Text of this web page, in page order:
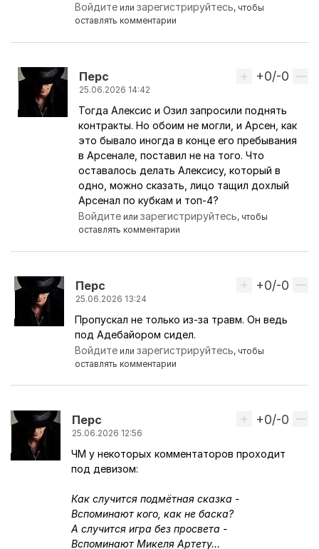
Войдите илизарегистрируйтесь, чтобы
оставлять комментарии
Перс
25.06.2026 14:42
Ответ на комментарий пользователяVeNsk
Вверх
+0/-0
Тогда Алексис и Озил запросили поднять
контракты. Но обоим не могли, и Арсен, как
это бывало иногда в конце его пребывания
в Арсенале, поставил не на того. Что
оставалось делать Алексису, который в
одно, можно сказать, лицо тащил дохлый
Арсенал по кубкам и топ-4?
Войдите илизарегистрируйтесь, чтобы
оставлять комментарии
Перс
25.06.2026 13:24
Ответ на комментарий пользователя
Вверх
+0/-0
Пропускал не только из-за травм. Он ведь
под Адебайором сидел.
Войдите илизарегистрируйтесь, чтобы
оставлять комментарии
Перс
25.06.2026 12:56
Вверх
+0/-0
ЧМ у некоторых комментаторов проходит
под девизом:
Как случится подмётная сказка -
Вспоминают кого, как не баска?
А случится игра без просвета -
Вспоминают Микеля Артету...